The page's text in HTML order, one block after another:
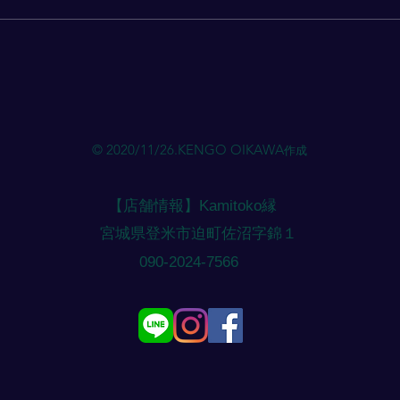
© 2020/11/26.KENGO OIKAWA作成
【店舗情報】Kamitoko縁
​宮城県登米市迫町佐沼字錦１
​090-2024-7566